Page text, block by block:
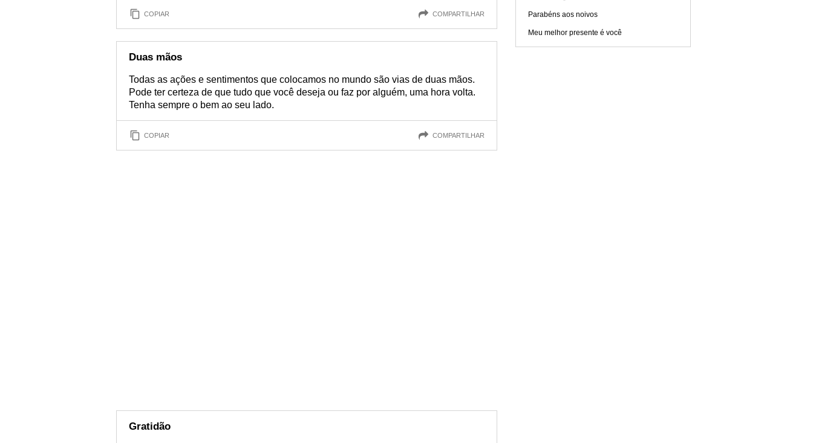
COPIAR COMPARTILHAR
Duas mãos
Todas as ações e sentimentos que colocamos no mundo são vias de duas mãos.
Pode ter certeza de que tudo que você deseja ou faz por alguém, uma hora volta.
Tenha sempre o bem ao seu lado.
COPIAR COMPARTILHAR
Gratidão
Parabéns aos noivos
Meu melhor presente é você